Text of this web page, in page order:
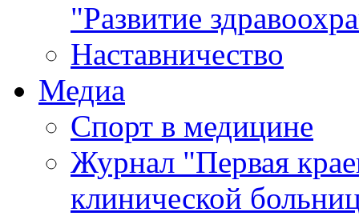
"Развитие
Наставничество
Медиа
Спорт в медицине
Журнал "Первая
клинической